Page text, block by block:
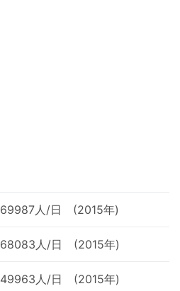
69987人/日 (2015年)
68083人/日 (2015年)
49963人/日 (2015年)